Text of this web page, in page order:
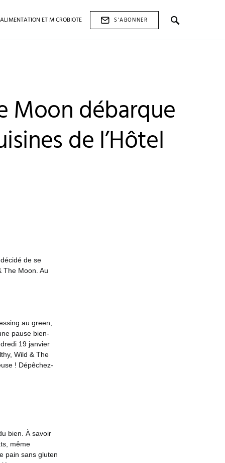
ALIMENTATION ET MICROBIOTE
S'ABONNER
Moon débarque
de l’Hôtel
de se
The Moon. Au
au green,
pause bien-
19 janvier
Wild & The
! Dépêchez-
bien. À savoir
même
pain sans gluten